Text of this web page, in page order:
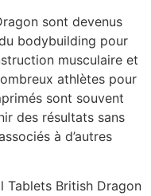
sont devenus
bodybuilding pour
musculaire et
athlètes pour
sont souvent
des résultats sans
à d’autres
Tablets British Dragon